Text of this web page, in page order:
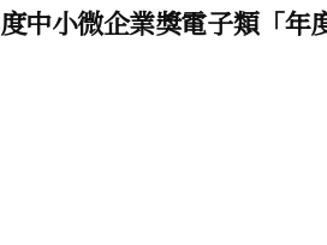
中小微企業獎電子類「年